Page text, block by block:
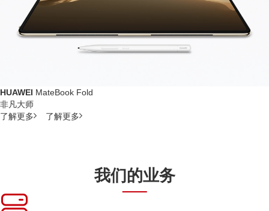
HUAWEI MateBook Fold
非凡大师
了解更多
了解更多
我们的业务